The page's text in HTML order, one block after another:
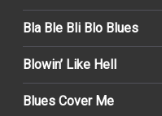
Bla Ble Bli Blo Blues
Blowin’ Like Hell
Blues Cover Me